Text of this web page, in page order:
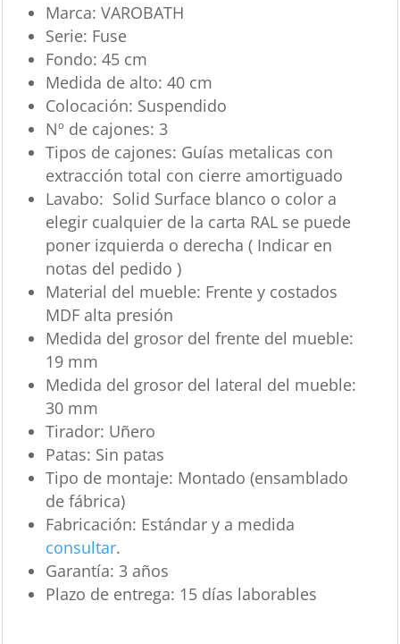
Marca: VAROBATH
Serie: Fuse
Fondo: 45 cm
Medida de alto: 40 cm
Colocación: Suspendido
Nº de cajones: 3
Tipos de cajones: Guías metalicas con
extracción total con cierre amortiguado
Lavabo: Solid Surface blanco o color a
elegir cualquier de la carta RAL se puede
poner izquierda o derecha ( Indicar en
notas del pedido )
Material del mueble: Frente y costados
MDF alta presión
Medida del grosor del frente del mueble:
19 mm
Medida del grosor del lateral del mueble:
30 mm
Tirador: Uñero
Patas: Sin patas
Tipo de montaje: Montado (ensamblado
de fábrica)
Fabricación: Estándar y a medida
consultar.
Garantía: 3 años
Plazo de entrega: 15 días laborables